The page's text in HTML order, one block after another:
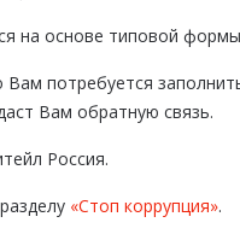
основе типовой
потребуется
Вам обратную связь.
Россия.
«Стоп коррупция».